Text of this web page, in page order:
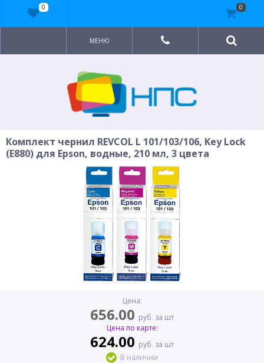
МЕНЮ
Комплект чернил REVCOL L 101/103/106, Key Lock
(E880) для Epson, водные, 210 мл, 3 цвета
Цена:
656.00 руб. за шт
Цена по карте:
624.00 руб. за шт
В наличии
0 0